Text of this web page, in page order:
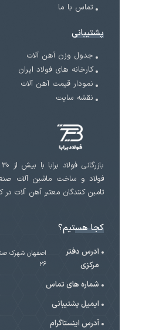
تماس با ما
پشتیبانی
جدول وزن آهن آلات
کارخانه های فولاد ایران
نمودار قیمت آهن آلات
نقشه سایت
فولاد و ساخت ماشین آلات
تامین کنندگان معتبر آهن آلات
کجا هستیم؟
آدرس دفتر
مرکزی
اصفهان شهرک
۲۶
شماره های تماس
ایمیل پشتیبانی
آدرس اینستاگرام